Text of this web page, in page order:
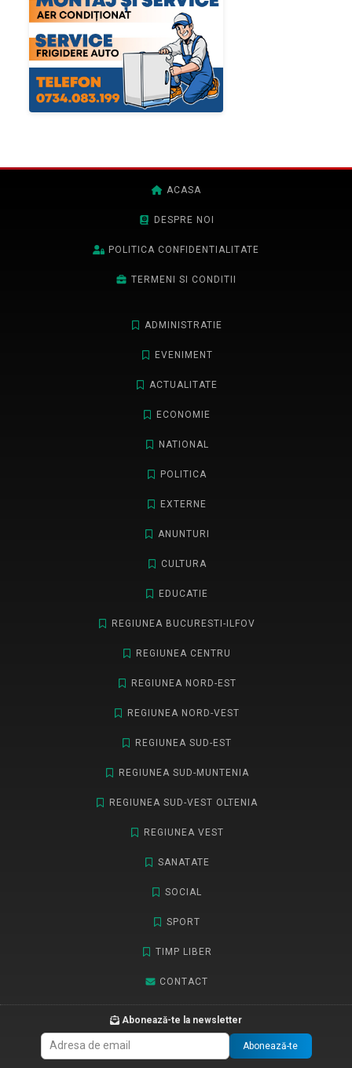
ACASA
DESPRE NOI
POLITICA CONFIDENTIALITATE
TERMENI SI CONDITII
ADMINISTRATIE
EVENIMENT
ACTUALITATE
ECONOMIE
NATIONAL
POLITICA
EXTERNE
ANUNTURI
CULTURA
EDUCATIE
REGIUNEA BUCURESTI-ILFOV
REGIUNEA CENTRU
REGIUNEA NORD-EST
REGIUNEA NORD-VEST
REGIUNEA SUD-EST
REGIUNEA SUD-MUNTENIA
REGIUNEA SUD-VEST OLTENIA
REGIUNEA VEST
SANATATE
SOCIAL
SPORT
TIMP LIBER
CONTACT
Abonează-te la newsletter
Abonează-te